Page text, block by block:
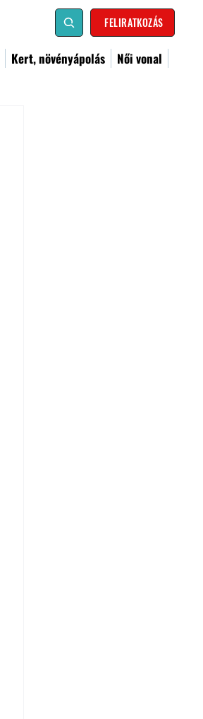
FELIRATKOZÁS
Kert, növényápolás
Női vonal